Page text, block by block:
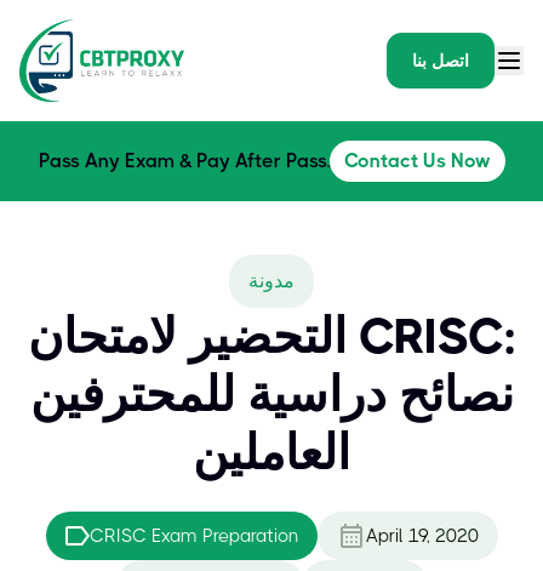
اتصل بنا
Pass Any Exam & Pay After Pass. Contact Us Now
مدونة
التحضير لامتحان CRISC:
نصائح دراسية للمحترفين
العاملين
CRISC Exam Preparation April 19, 2020